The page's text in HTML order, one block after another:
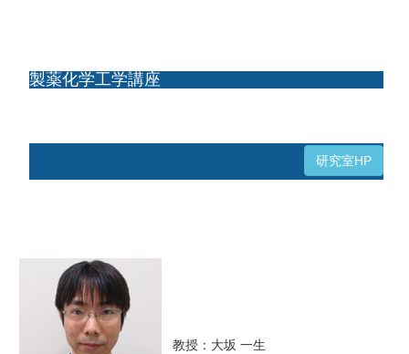
製薬化学工学講座
研究室HP
教授：大坂 一生